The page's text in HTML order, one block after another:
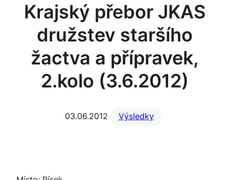
Krajský přebor JKAS
družstev staršího
žactva a přípravek,
2.kolo (3.6.2012)
03.06.2012 Výsledky